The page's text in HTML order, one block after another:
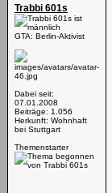
Trabbi 601s
GTA: Berlin-Aktivist
Dabei seit:
07.01.2008
Beiträge: 1.056
Herkunft: Wohnhaft
bei Stuttgart
Themenstarter